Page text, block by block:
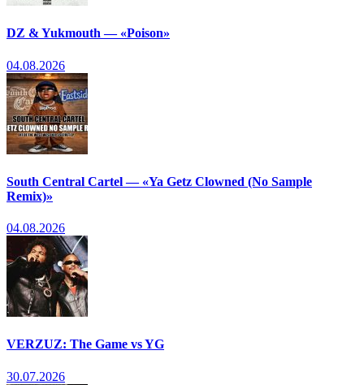
DZ & Yukmouth — «Poison»
04.08.2026
South Central Cartel — «Ya Getz Clowned (No Sample
Remix)»
04.08.2026
VERZUZ: The Game vs YG
30.07.2026